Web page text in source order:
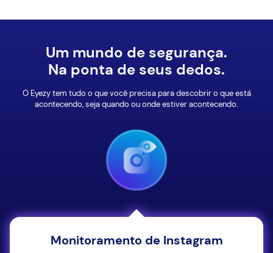
Um mundo de segurança.
Na ponta de seus dedos.
O Eyezy tem tudo o que você precisa para descobrir o que está
acontecendo, seja quando ou onde estiver acontecendo.
Monitoramento de Instagram